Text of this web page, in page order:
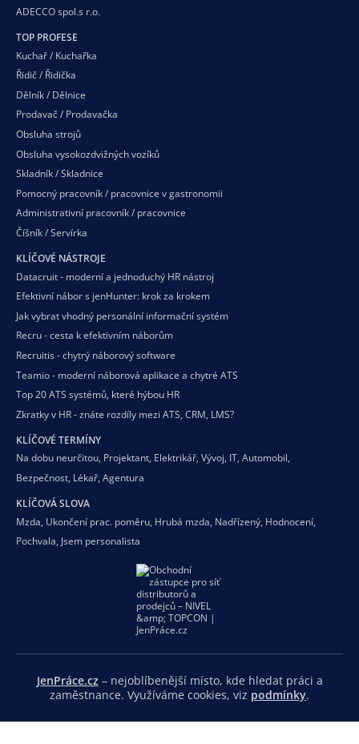
ADECCO spol.s r.o.
TOP PROFESE
Kuchař / Kuchařka
Řidič / Řidička
Dělník / Dělnice
Prodavač / Prodavačka
Obsluha strojů
Obsluha vysokozdvižných vozíků
Skladník / Skladnice
Pomocný pracovník / pracovnice v gastronomii
Administrativní pracovník / pracovnice
Číšník / Servírka
KLÍČOVÉ NÁSTROJE
Datacruit - moderní a jednoduchý HR nástroj
Efektivní nábor s jenHunter: krok za krokem
Jak vybrat vhodný personální informační systém
Recru - cesta k efektivním náborům
Recruitis - chytrý náborový software
Teamio - moderní náborová aplikace a chytré ATS
Top 20 ATS systémů, které hýbou HR
Zkratky v HR - znáte rozdíly mezi ATS, CRM, LMS?
KLÍČOVÉ TERMÍNY
Na dobu neurčitou, Projektant, Elektrikář, Vývoj, IT, Automobil,
Bezpečnost, Lékař, Agentura
KLÍČOVÁ SLOVA
Mzda, Ukončení prac. poměru, Hrubá mzda, Nadřízený, Hodnocení,
Pochvala, Jsem personalista
JenPráce.cz– nejoblíbenější místo, kde hledat práci a
zaměstnance. Využíváme cookies, viz podmínky.